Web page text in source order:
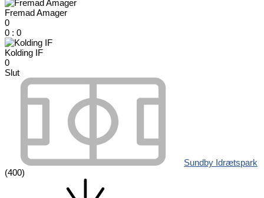
Fremad Amager
0
0 : 0
Kolding IF
0
Slut
Sundby Idrætspark
(400)